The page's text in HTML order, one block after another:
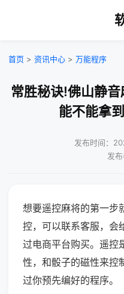
首页 > 资讯中心 > 万能程序
常胜秘诀!佛山静
能不能拿
发布时间：
发
想要遥控麻将的第一步
控，可以联系客服，会
过电商平台购买。遥控
性，和骰子的磁性来控
过你预先编好的程序。